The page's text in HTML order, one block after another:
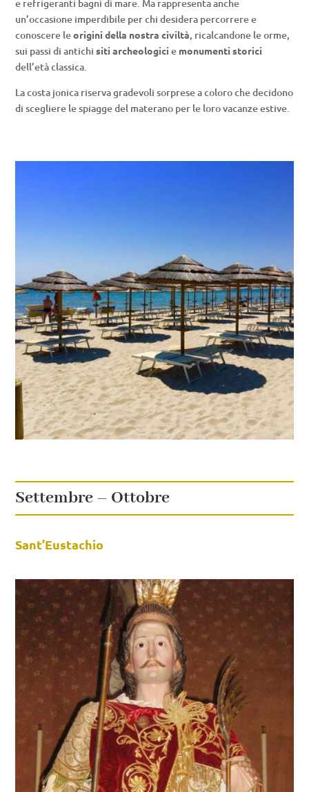
e refrigeranti bagni di mare. Ma rappresenta anche
un’occasione imperdibile per chi desidera percorrere e
conoscere leorigini della nostra civiltà, ricalcandone le orme,
sui passi di antichi siti archeologici e monumenti storici
dell’età classica.
La costa jonica riserva gradevoli sorprese a coloro che decidono
di scegliere le spiagge del materano per le loro vacanze estive.
Settembre – Ottobre
Sant’Eustachio